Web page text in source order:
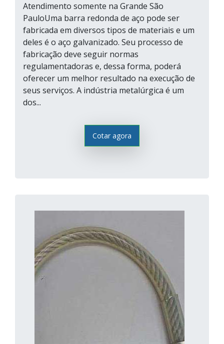
Atendimento somente na Grande São
PauloUma barra redonda de aço pode ser
fabricada em diversos tipos de materiais e um
deles é o aço galvanizado. Seu processo de
fabricação deve seguir normas
regulamentadoras e, dessa forma, poderá
oferecer um melhor resultado na execução de
seus serviços. A indústria metalúrgica é um
dos...
Cotar agora